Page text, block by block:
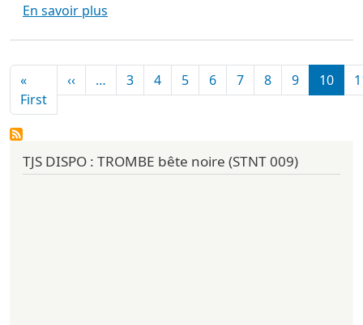
En savoir plus
Pagination
«
FirstPremière page
‹‹Page précédente
… 3 4 5 6 7 8 9 10
TJS DISPO : TROMBE bête noire (STNT 009)